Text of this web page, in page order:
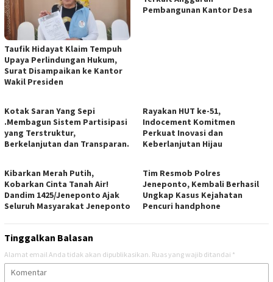
Taufik Hidayat Klaim Tempuh
Upaya Perlindungan Hukum,
Surat Disampaikan ke Kantor
Wakil Presiden
Pembangunan Kantor Desa
Kotak Saran Yang Sepi
.Membagun Sistem Partisipasi
yang Terstruktur,
Berkelanjutan dan Transparan.
Rayakan HUT ke-51,
Indocement Komitmen
Perkuat Inovasi dan
Keberlanjutan Hijau
Kibarkan Merah Putih,
Kobarkan Cinta Tanah Air!
Dandim 1425/Jeneponto Ajak
Seluruh Masyarakat Jeneponto
Tim Resmob Polres
Jeneponto, Kembali Berhasil
Ungkap Kasus Kejahatan
Pencuri handphone
Tinggalkan Balasan
Alamat email Anda tidak akan dipublikasikan. Ruas yang wajib ditandai *